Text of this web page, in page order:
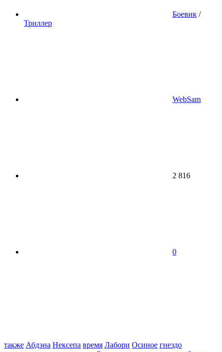
Боевик /
Триллер
WebSam
2 816
0
также Абдэна Нексепа время Лабори Осиное гнездо